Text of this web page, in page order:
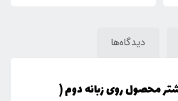
دیدگاه‌ها
محصول روی زبانه دوم (